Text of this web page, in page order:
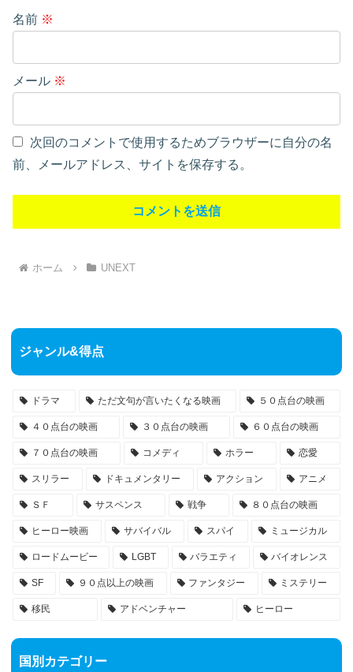
名前 ※
メール ※
次回のコメントで使用するためブラウザーに自分の名
前、メールアドレス、サイトを保存する。
ホーム UNEXT
ジャンル&得点
ドラマ ただ文句が言いたくなる映画 ５０点台の映画
４０点台の映画 ３０点台の映画 ６０点台の映画
７０点台の映画 コメディ ホラー 恋愛
スリラー ドキュメンタリー アクション アニメ
ＳＦ サスペンス 戦争 ８０点台の映画
ヒーロー映画 サバイバル スパイ ミュージカル
ロードムービー LGBT バラエティ バイオレンス
SF ９０点以上の映画 ファンタジー ミステリー
移民 アドベンチャー ヒーロー
国別カテゴリー